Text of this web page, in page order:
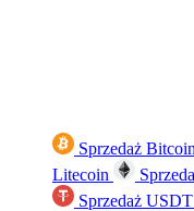
Sprzedaż Bitcoin
Litecoin
Sprzedaż